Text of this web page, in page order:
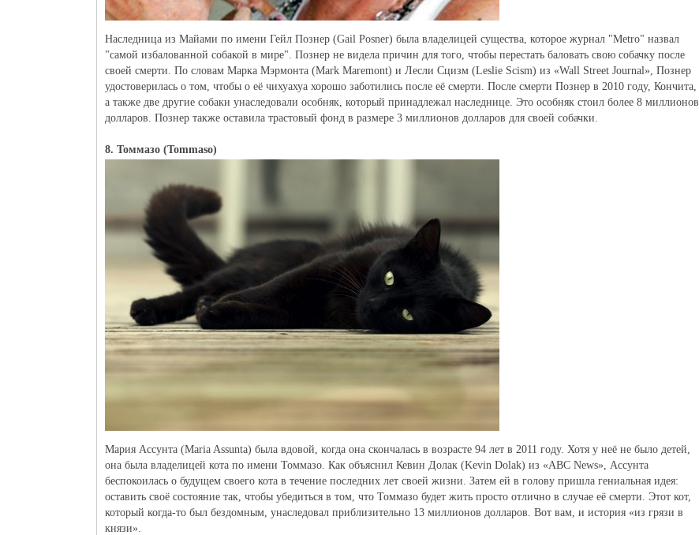
Наследница из Майами по имени Гейл Познер (Gail Posner) была владелицей существа, которое журнал "Metro" назвал
"самой избалованной собакой в мире". Познер не видела причин для того, чтобы перестать баловать свою собачку после
своей смерти. По словам Марка Мэрмонта (Mark Maremont) и Лесли Сцизм (Leslie Scism) из «Wall Street Journal», Познер
удостоверилась о том, чтобы о её чихуахуа хорошо заботились после её смерти. После смерти Познер в 2010 году, Кончита,
а также две другие собаки унаследовали особняк, который принадлежал наследнице. Это особняк стоил более 8 миллионов
долларов. Познер также оставила трастовый фонд в размере 3 миллионов долларов для своей собачки.
8. Томмазо (Tommaso)
Мария Ассунта (Maria Assunta) была вдовой, когда она скончалась в возрасте 94 лет в 2011 году. Хотя у неё не было детей,
она была владелицей кота по имени Томмазо. Как объяснил Кевин Долак (Kevin Dolak) из «ABC News», Ассунта
беспокоилась о будущем своего кота в течение последних лет своей жизни. Затем ей в голову пришла гениальная идея:
оставить своё состояние так, чтобы убедиться в том, что Томмазо будет жить просто отлично в случае её смерти. Этот кот,
который когда-то был бездомным, унаследовал приблизительно 13 миллионов долларов. Вот вам, и история «из грязи в
князи».